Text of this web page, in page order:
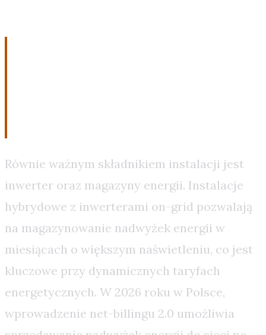
Równie ważnym składnikiem instalacji jest
inwerter oraz magazyny energii. Instalacje
hybrydowe z inwerterami on-grid pozwalają
na magazynowanie nadwyżek energii w
miesiącach o większym naświetleniu, co jest
kluczowe przy dynamicznych taryfach
energetycznych. W 2026 roku w Polsce,
wprowadzenie net-billingu 2.0 umożliwia